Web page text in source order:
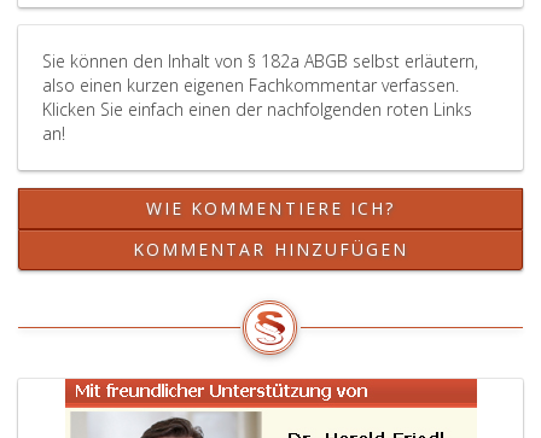
Sie können den Inhalt von § 182a ABGB selbst erläutern,
also einen kurzen eigenen Fachkommentar verfassen.
Klicken Sie einfach einen der nachfolgenden roten Links
an!
WIE KOMMENTIERE ICH?
KOMMENTAR HINZUFÜGEN